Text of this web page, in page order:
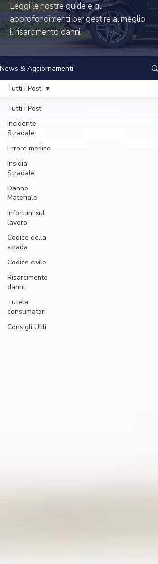
Leggi le nostre guide e gli
approfondimenti per gestire al meglio
il risarcimento danni.
News & Aggiornamenti
Tutti i Post
Incidente
Stradale
Errore medico
Insidia
Stradale
Danno
Materiale
Infortuni sul
lavoro
Codice della
strada
Codice civile
Risarcimento
danni
Tutela
consumatori
Consigli Utili
Tutti i Post